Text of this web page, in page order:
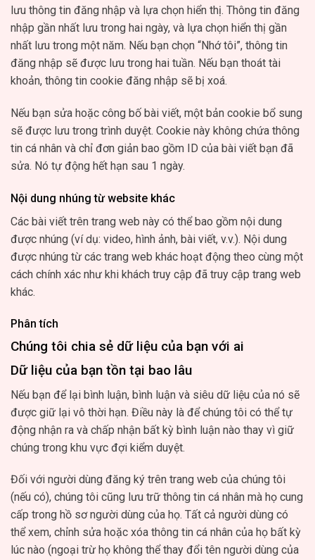
lưu thông tin đăng nhập và lựa chọn hiển thị. Thông tin đăng
nhập gần nhất lưu trong hai ngày, và lựa chọn hiển thị gần
nhất lưu trong một năm. Nếu bạn chọn “Nhớ tôi”, thông tin
đăng nhập sẽ được lưu trong hai tuần. Nếu bạn thoát tài
khoản, thông tin cookie đăng nhập sẽ bị xoá.
Nếu bạn sửa hoặc công bố bài viết, một bản cookie bổ sung
sẽ được lưu trong trình duyệt. Cookie này không chứa thông
tin cá nhân và chỉ đơn giản bao gồm ID của bài viết bạn đã
sửa. Nó tự động hết hạn sau 1 ngày.
Nội dung nhúng từ website khác
Các bài viết trên trang web này có thể bao gồm nội dung
được nhúng (ví dụ: video, hình ảnh, bài viết, v.v.). Nội dung
được nhúng từ các trang web khác hoạt động theo cùng một
cách chính xác như khi khách truy cập đã truy cập trang web
khác.
Phân tích
Chúng tôi chia sẻ dữ liệu của bạn với ai
Dữ liệu của bạn tồn tại bao lâu
Nếu bạn để lại bình luận, bình luận và siêu dữ liệu của nó sẽ
được giữ lại vô thời hạn. Điều này là để chúng tôi có thể tự
động nhận ra và chấp nhận bất kỳ bình luận nào thay vì giữ
chúng trong khu vực đợi kiểm duyệt.
Đối với người dùng đăng ký trên trang web của chúng tôi
(nếu có), chúng tôi cũng lưu trữ thông tin cá nhân mà họ cung
cấp trong hồ sơ người dùng của họ. Tất cả người dùng có
thể xem, chỉnh sửa hoặc xóa thông tin cá nhân của họ bất kỳ
lúc nào (ngoại trừ họ không thể thay đổi tên người dùng của